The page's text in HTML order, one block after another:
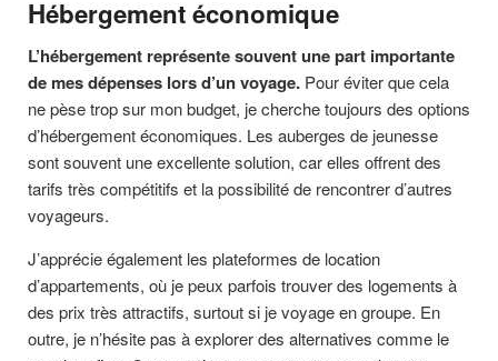
Hébergement économique
L’hébergement représente souvent une part importante
de mes dépenses lors d’un voyage. Pour éviter que cela
ne pèse trop sur mon budget, je cherche toujours des options
d’hébergement économiques. Les auberges de jeunesse
sont souvent une excellente solution, car elles offrent des
tarifs très compétitifs et la possibilité de rencontrer d’autres
voyageurs.
J’apprécie également les plateformes de location
d’appartements, où je peux parfois trouver des logements à
des prix très attractifs, surtout si je voyage en groupe. En
outre, je n’hésite pas à explorer des alternatives comme le